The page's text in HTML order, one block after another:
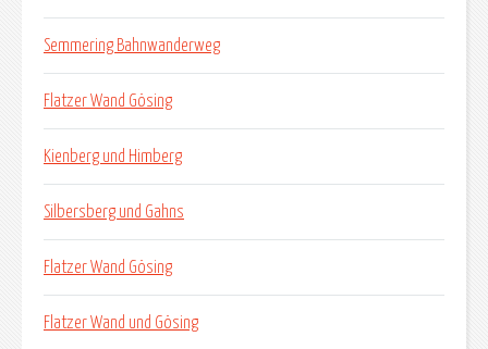
Semmering Bahnwanderweg
Flatzer Wand Gösing
Kienberg und Himberg
Silbersberg und Gahns
Flatzer Wand Gösing
Flatzer Wand und Gösing